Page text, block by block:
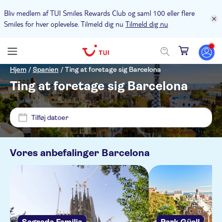
Bliv medlem af TUI Smiles Rewards Club og saml 100 eller flere
Smiles for hver oplevelse. Tilmeld dig nu Tilmeld dig nu
Hjem /Spanien /Ting at foretage sig Barcelona
Ting at foretage sig Barcelona
Tilføj datoer
Vores anbefalinger Barcelona
Pris (voksen)
Min DKK Max DKK
Pickup på hotel
NO-PICKUP
Alternativer
Gratis aflysning
Elektronisk billet
Guidet Tur
Kategorier
Seværdigheder & guidede rundture
Seværdigheder
Museer
Aktiviteter
Aktiviteter i byen
Udflugter & dagsture
Aktivitetssprog